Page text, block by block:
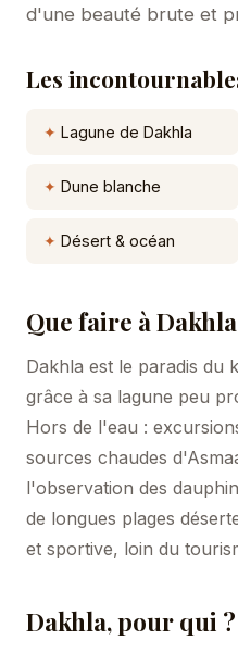
d'une beauté brute et
Les
Lagune de Dakhla
Dune blanche
Désert & océan
Que faire à
Dakhla est le paradis du
grâce à sa lagune peu
Hors de l'eau :
sources chaudes
l'observation des
de longues plages
et sportive, loin du
Dakhla, pour qui ?